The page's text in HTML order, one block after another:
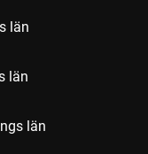
län
län
län